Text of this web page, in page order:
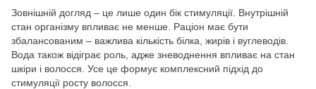
Зовнішній догляд – це лише один бік стимуляції. Внутрішній
стан організму впливає не менше. Раціон має бути
збалансованим – важлива кількість білка, жирів і вуглеводів.
Вода також відіграє роль, адже зневоднення впливає на стан
шкіри і волосся. Усе це формує комплексний підхід до
стимуляції росту волосся.